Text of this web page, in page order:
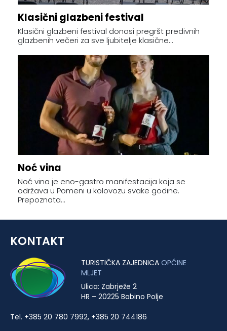
Klasični glazbeni festival
Klasični glazbeni festival donosi pregršt predivnih
glazbenih večeri za sve ljubitelje klasične...
Noć vina
Noć vina je eno-gastro manifestacija koja se
održava u Pomeni u kolovozu svake godine.
Prepoznata...
KONTAKT
TURISTIČKA ZAJEDNICA OPĆINE
MLJET
Ulica: Zabrježe 2
HR – 20225 Babino Polje
Tel. +385 20 780 7992, +385 20 744186